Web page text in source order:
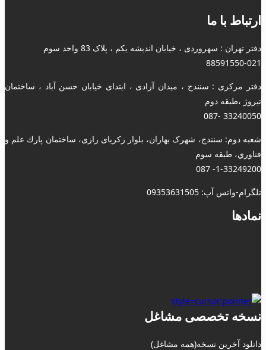
ارتباط با ما
دفتر تهران : سهروردی ، خیابان اندیشه یکم ، پلاک 83 واحد سوم
88591550-021
دفتر مرکزی : سنندج ، میدان آزادی ، ابتدای خیابان حسن آباد ، ساختمان
تیروژ ،طبقه دوم
33240050 -087
شعبه دوم: سنندج، شهرک بهاران، بلوار زکریای رازی، ساختمان پارك علم و
فناوري، طبقه سوم
1-33249200- 087
تلگرام-واتس آپ: 09353631505
نمادها
نسخه تخصصی مشاغل
دانلود آخرین نسخه(همه مشاغل)